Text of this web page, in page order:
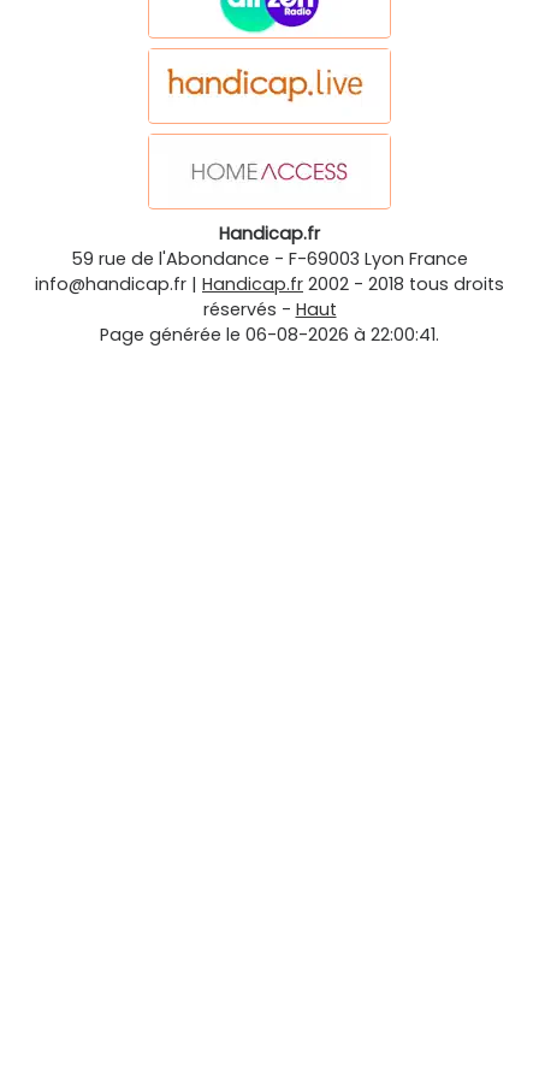
Handicap.fr
59 rue de l'Abondance - F-69003 Lyon France
info@handicap.fr | Handicap.fr 2002 - 2018 tous droits
réservés - Haut
Page générée le 06-08-2026 à 22:00:41.